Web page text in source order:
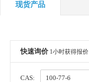
现货产品
快速询价 1小时获得报价
CAS: